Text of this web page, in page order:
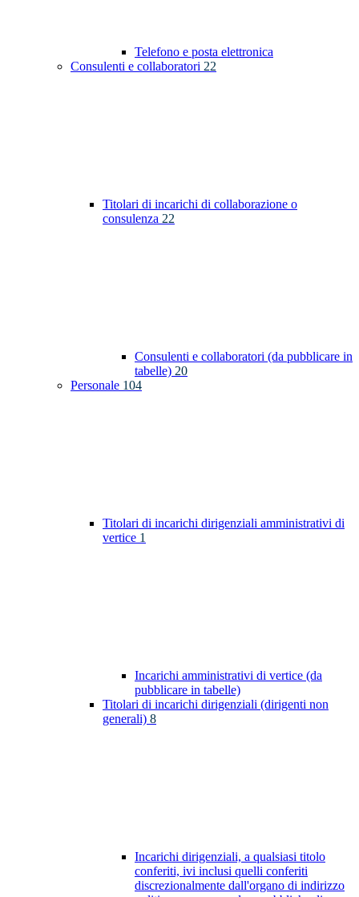
Telefono e posta elettronica
Consulenti e collaboratori 22
Titolari di incarichi di collaborazione o
consulenza 22
Consulenti e collaboratori (da pubblicare in
tabelle) 20
Personale 104
Titolari di incarichi dirigenziali amministrativi di
vertice 1
Incarichi amministrativi di vertice (da
pubblicare in tabelle)
Titolari di incarichi dirigenziali (dirigenti non
generali) 8
Incarichi dirigenziali, a qualsiasi titolo
conferiti, ivi inclusi quelli conferiti
discrezionalmente dall'organo di indirizzo